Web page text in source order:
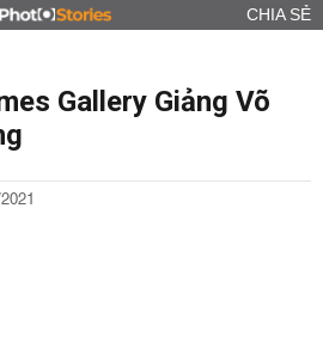
CHIA SẺ
Gallery Giảng Võ